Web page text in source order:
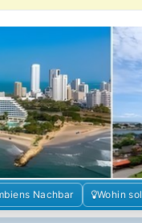
Nachbar Wohin